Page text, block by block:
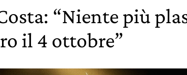
“Niente più
il 4 ottobre”